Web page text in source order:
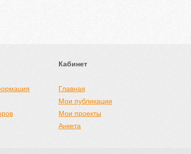
Кабинет
Главная
Мои публикации
Мои проекты
Анкета